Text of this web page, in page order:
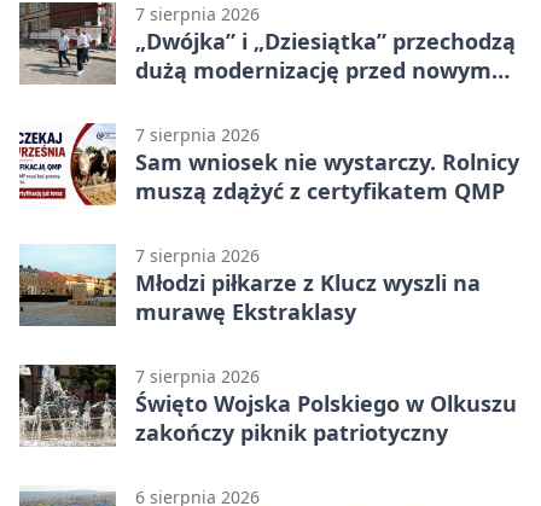
7 sierpnia 2026
„Dwójka” i „Dziesiątka” przechodzą
dużą modernizację przed nowym
7 sierpnia 2026
Sam wniosek nie wystarczy. Rolnicy
muszą zdążyć z certyfikatem QMP
7 sierpnia 2026
Młodzi piłkarze z Klucz wyszli na
murawę Ekstraklasy
7 sierpnia 2026
Święto Wojska Polskiego w Olkuszu
zakończy piknik patriotyczny
6 sierpnia 2026